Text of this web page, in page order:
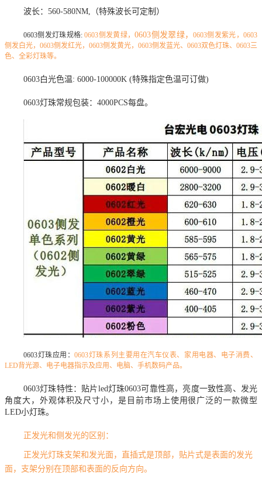
波长：560-580NM,（特殊波长可定制）
0603侧发灯珠规格:0603侧发黄绿，0603侧发翠绿，0603侧发紫光，0603
侧发白光，0603侧发红光，0603侧发黄光，0603侧发蓝光、0603双色灯珠、0603三
色、全彩灯珠等。
0603白光色温: 6000-100000K (特殊指定色温可订做)
0603灯珠常规包装：4000PCS每盘。
0603灯珠应用：0603灯珠系列主要用在汽车仪表、家用电器、电子消费、
LED背光源、电子电器指示及应用、电脑、手机数码产品。
0603灯珠特性：贴片led灯珠0603可靠性高，亮度一致性高、发光
角度大，外观体积及尺寸小，是目前市场上使用很广泛的一款微型
LED小灯珠。
正发光和侧发光的区别：
正发光灯珠支架和发光面，直插式是顶部，贴片式是表面的发光
面，支架分别在顶部和表面的反向方向。